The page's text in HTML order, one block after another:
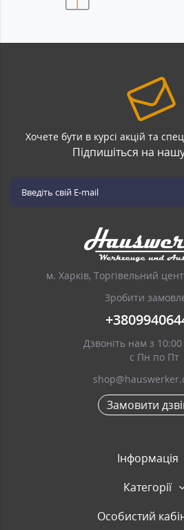
Хочете бути в курсі акцій та
Підпишіться на
м. Харків, Торгівельний
Зробити
Дзвоніть нам з
с Пн по Пт
Замовити
Інформація
Категорії
Особистий